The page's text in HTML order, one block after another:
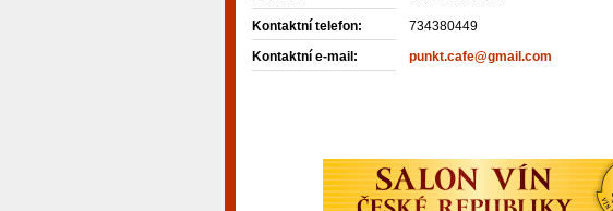
Kontaktní telefon: 734380449
Kontaktní e-mail: punkt.cafe@gmail.com